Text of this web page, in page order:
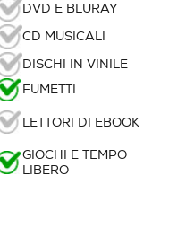
DVD E BLURAY
CD MUSICALI
DISCHI IN VINILE
FUMETTI
LETTORI DI EBOOK
GIOCHI E TEMPO
LIBERO